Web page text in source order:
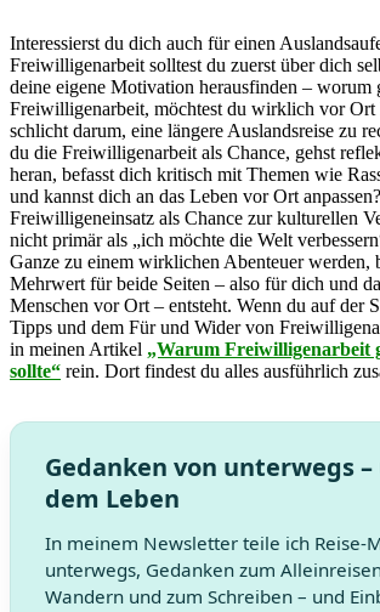
Interessierst du dich auch für einen
Freiwilligenarbeit solltest du zuerst über dich
deine eigene Motivation herausfinden – worum
Freiwilligenarbeit, möchtest du wirklich vor Ort
schlicht darum, eine längere Auslandsreise zu
du die Freiwilligenarbeit als Chance, gehst
heran, befasst dich kritisch mit Themen wie
und kannst dich an das Leben vor Ort
Freiwilligeneinsatz als Chance zur kulturellen
nicht primär als „ich möchte die Welt
Ganze zu einem wirklichen Abenteuer werden,
Mehrwert für beide Seiten – also für dich und
Menschen vor Ort – entsteht. Wenn du auf der
Tipps und dem Für und Wider von
in meinen Artikel „Warum Freiwilligenarbeit
sollte“ rein. Dort findest du alles ausführlich
Gedanken von unterwegs
dem Leben
In meinem Newsletter teile ich Reise-
unterwegs, Gedanken zum
Wandern und zum Schreiben – und